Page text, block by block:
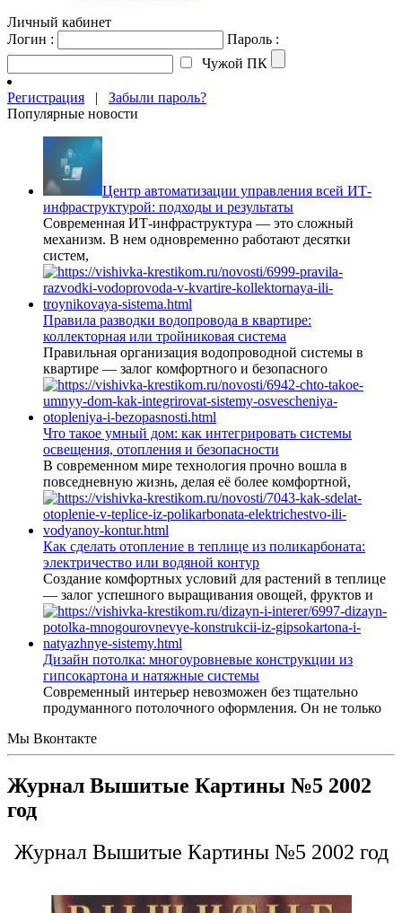
Личный кабинет
Логин :
Пароль :
Чужой ПК
Регистрация | Забыли пароль?
Популярные новости
Центр автоматизации управления всей ИТ-
инфраструктурой: подходы и результаты
Современная ИТ-инфраструктура — это сложный
механизм. В нем одновременно работают десятки
систем,
Правила разводки водопровода в квартире:
коллекторная или тройниковая система
Правильная организация водопроводной системы в
квартире — залог комфортного и безопасного
Что такое умный дом: как интегрировать системы
освещения, отопления и безопасности
В современном мире технология прочно вошла в
повседневную жизнь, делая её более комфортной,
Как сделать отопление в теплице из поликарбоната:
электричество или водяной контур
Создание комфортных условий для растений в теплице
— залог успешного выращивания овощей, фруктов и
Дизайн потолка: многоуровневые конструкции из
гипсокартона и натяжные системы
Современный интерьер невозможен без тщательно
продуманного потолочного оформления. Он не только
Мы Вконтакте
Журнал Вышитые Картины №5 2002
год
Журнал Вышитые Картины №5 2002 год